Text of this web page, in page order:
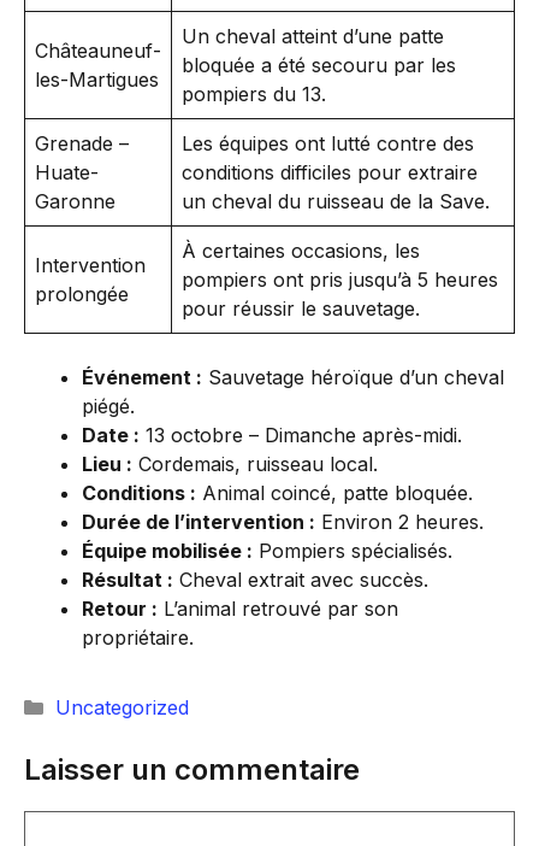
Châteauneuf-
les-Martigues
Un cheval atteint d’une patte
bloquée a été secouru par les
pompiers du 13.
Grenade –
Huate-
Garonne
Les équipes ont lutté contre des
conditions difficiles pour extraire
un cheval du ruisseau de la Save.
Intervention
prolongée
À certaines occasions, les
pompiers ont pris jusqu’à 5 heures
pour réussir le sauvetage.
Événement : Sauvetage héroïque d’un cheval
piégé.
Date : 13 octobre – Dimanche après-midi.
Lieu : Cordemais, ruisseau local.
Conditions : Animal coincé, patte bloquée.
Durée de l’intervention : Environ 2 heures.
Équipe mobilisée : Pompiers spécialisés.
Résultat : Cheval extrait avec succès.
Retour : L’animal retrouvé par son
propriétaire.
Catégories
Uncategorized
Laisser un commentaire